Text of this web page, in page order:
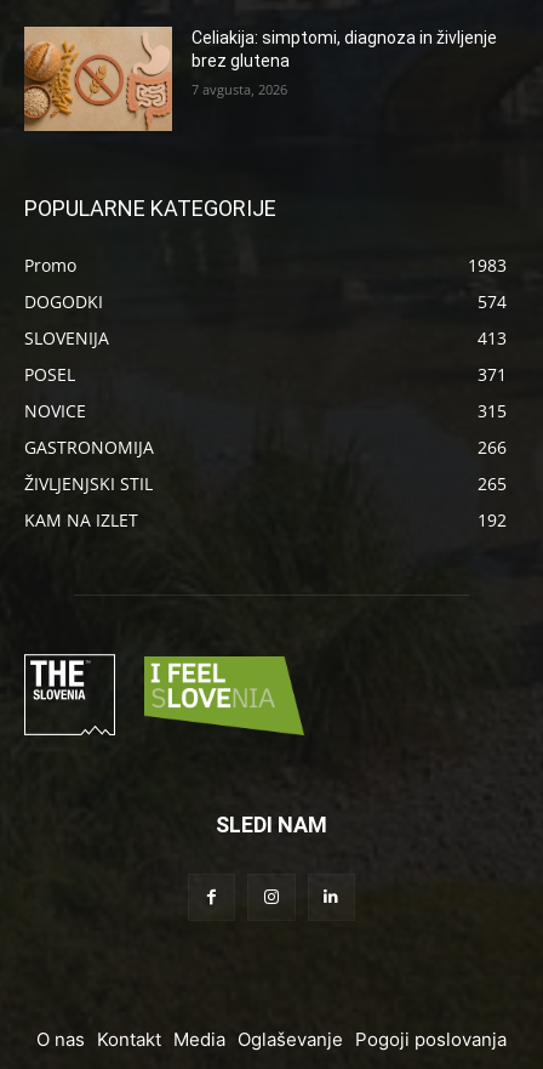
Celiakija: simptomi, diagnoza in življenje
brez glutena
7 avgusta, 2026
POPULARNE KATEGORIJE
Promo
1983
DOGODKI
574
SLOVENIJA
413
POSEL
371
NOVICE
315
GASTRONOMIJA
266
ŽIVLJENJSKI STIL
265
KAM NA IZLET
192
SLEDI NAM
O nas Kontakt Media Oglaševanje Pogoji poslovanja